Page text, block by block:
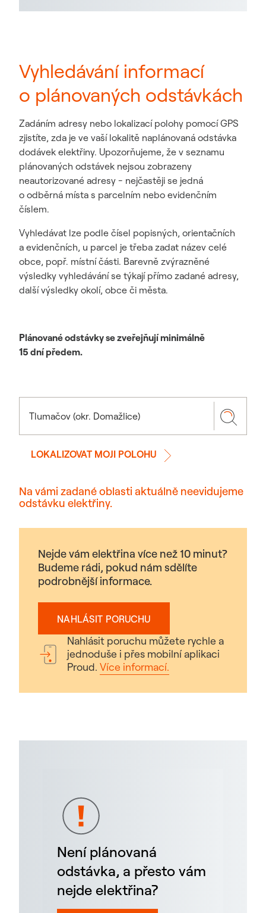
Vyhledávání informací
o plánovaných odstávkách
Zadáním adresy nebo lokalizací polohy pomocí GPS
zjistíte, zda je ve vaší lokalitě naplánovaná odstávka
dodávek elektřiny. Upozorňujeme, že v seznamu
plánovaných odstávek nejsou zobrazeny
neautorizované adresy - nejčastěji se jedná
o odběrná místa s parcelním nebo evidenčním
číslem.
Vyhledávat lze podle čísel popisných, orientačních
a evidenčních, u parcel je třeba zadat název celé
obce, popř. místní části. Barevně zvýrazněné
výsledky vyhledávání se týkají přímo zadané adresy,
další výsledky okolí, obce či města.
Plánované odstávky se zveřejňují minimálně
15 dní předem.
LOKALIZOVAT MOJI POLOHU
Na vámi zadané oblasti aktuálně neevidujeme
odstávku elektřiny.
Nejde vám elektřina více než 10 minut?
Budeme rádi, pokud nám sdělíte
podrobnější informace.
NAHLÁSIT PORUCHU
Nahlásit poruchu můžete rychle a
jednoduše i přes mobilní aplikaci
Proud. Více informací.
Není plánovaná
odstávka, a přesto vám
nejde elektřina?